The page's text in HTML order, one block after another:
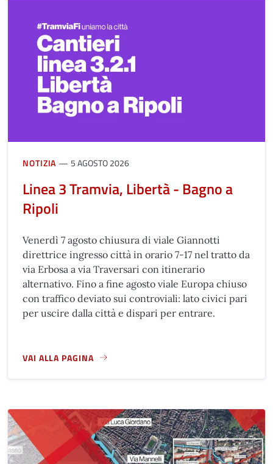
NOTIZIA 5 AGOSTO 2026
Linea 3 Tramvia, Libertà - Bagno a
Ripoli
Venerdì 7 agosto chiusura di viale Giannotti
direttrice ingresso città in orario 7-17 nel tratto da
via Erbosa a via Traversari con itinerario
alternativo. Fino a fine agosto viale Europa chiuso
con traffico deviato sui controviali: lato civici pari
per uscire dalla città e dispari per entrare.
VAI ALLA PAGINA
A PROPOSITO DI LINEA 3 TRAMVIA, LIBERTÀ - BAGNO A